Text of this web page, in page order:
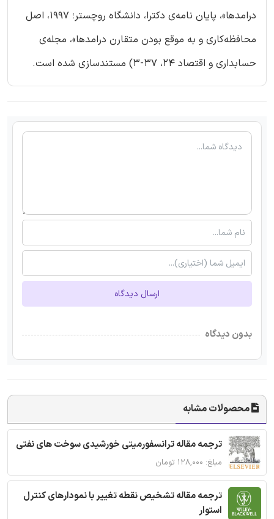
درامدها»، پایان نامه‌ی دکترا، دانشگاه روچستر؛ 1997، اصل
محافظه‌کاری و به موقع بودن متقارن درامدها»، مجله‌ی
حسابداری و اقتصاد 24، 37-3) مستندسازی شده است.
ارسال دیدگاه
بدون دیدگاه
محصولات مشابه
ترجمه مقاله ترانسفورمیتی خورشیدی سوخت های نفتی
مبلغ: ۱۲۸,۰۰۰ تومان
ترجمه مقاله تشخیص نقطه تغییر با نمودارهای کنترل
استوار